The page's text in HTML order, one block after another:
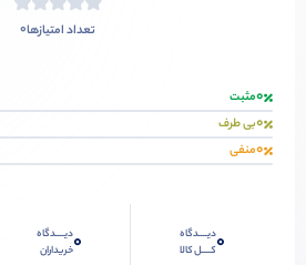
تعداد امتیازها0
0مثبت
0بی طرف
0منفی
0دیــــدگاه
کــــل کالا
0دیــــدگاه
خریداران